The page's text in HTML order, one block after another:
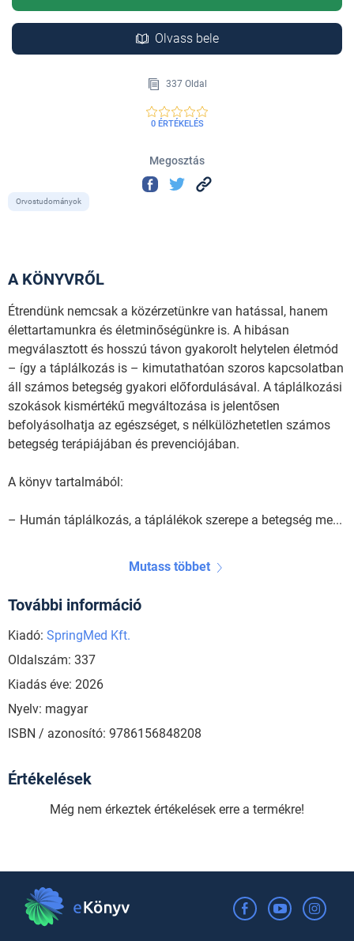
Olvass bele
337 Oldal
0 ÉRTÉKELÉS
Megosztás
Orvostudományok
A KÖNYVRŐL
Étrendünk nemcsak a közérzetünkre van hatással, hanem
élettartamunkra és életminőségünkre is. A hibásan
megválasztott és hosszú távon gyakorolt helytelen életmód
– így a táplálkozás is – kimutathatóan szoros kapcsolatban
áll számos betegség gyakori előfordulásával. A táplálkozási
szokások kismértékű megváltozása is jelentősen
befolyásolhatja az egészséget, s nélkülözhetetlen számos
betegség terápiájában és prevenciójában.
A könyv tartalmából:
– Humán táplálkozás, a táplálékok szerepe a betegség me...
Mutass többet
További információ
Kiadó: SpringMed Kft.
Oldalszám: 337
Kiadás éve: 2026
Nyelv: magyar
ISBN / azonosító: 9786156848208
Értékelések
Még nem érkeztek értékelések erre a termékre!